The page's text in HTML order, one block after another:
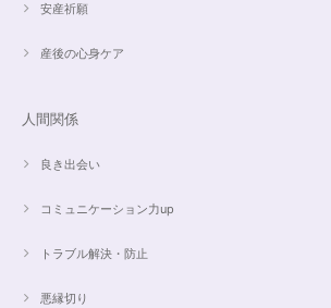
安産祈願
産後の心身ケア
人間関係
良き出会い
コミュニケーション力up
トラブル解決・防止
悪縁切り